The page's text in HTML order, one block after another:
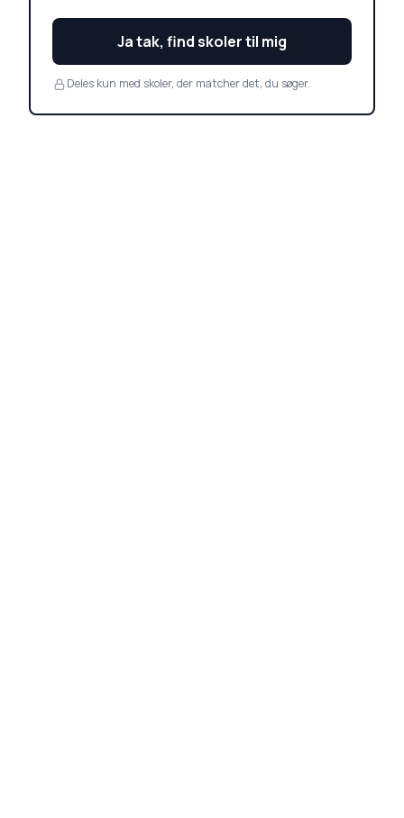
Ja tak, find skoler til mig
Deles kun med skoler, der matcher det, du søger.